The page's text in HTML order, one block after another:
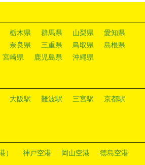
栃木県 群馬県 山梨県
愛知県
奈良県
三重県 鳥取県
島根県
宮崎県
鹿児島県 沖縄県
大阪駅 難波駅 三宮駅 京都駅
） 神戸空港 岡山空港 徳島空港